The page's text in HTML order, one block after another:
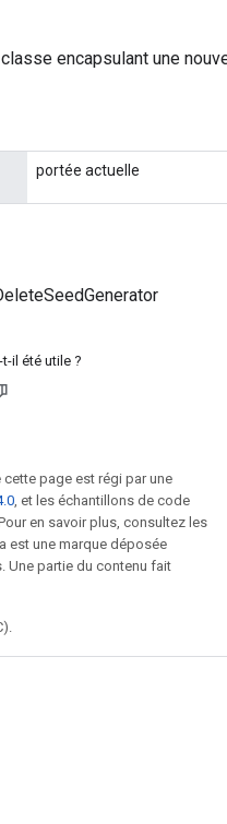
encapsulant une
portée actuelle
il été utile ?
page est régi par une
, et les échantillons de code
en savoir plus, consultez les
est une marque déposée
Une partie du contenu fait